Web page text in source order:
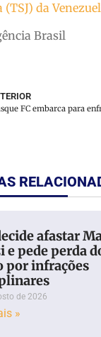
(TSJ) da
Brasil
afastar
e pede perda
por infrações
de 2026
»